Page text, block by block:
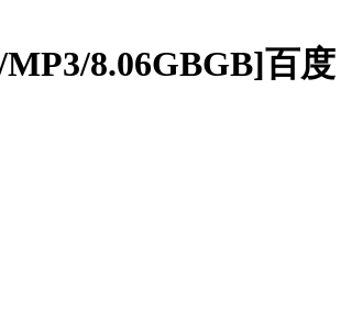
8.06GBGB]百度